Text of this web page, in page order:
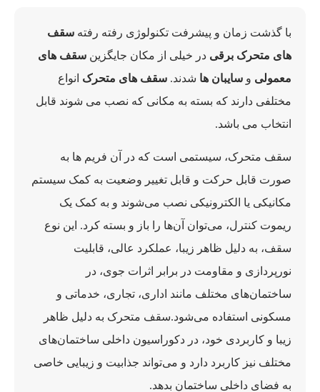
با گذشت زمان و پیشرفت تکنولوژی رفته رفته سقف
های متحرک برقی در خیلی از مکان جایگزین سقف های
معمولی و سایبان ها شدند. سقف های متحرک انواع
مختلفی دارند که بسته به مکانی که نصب می شوند قابل
انتخاب می باشد.
سقف متحرک، سیستمی است که در آن فریم ها به
صورت قابل حرکت و قابل تغییر وضعیت به کمک سیستم
مکانیکی یا الکترونیکی نصب می‌شوند و به کمک یک
ریموت کنترل، می‌توان آن‌ها را باز و بسته کرد. این نوع
سقف، به دلیل ظاهر زیبا، عملکرد عالی، قابلیت
نورپردازی و مقاومت در برابر اثرات جوی، در
ساختمان‌های مختلف مانند اداری، تجاری، خدماتی و
مسکونی استفاده می‌شود.سقف متحرک به دلیل ظاهر
زیبا و کاربردی خود، در دکوراسیون داخلی ساختمان‌های
مختلف نیز کاربرد دارد و می‌تواند جذابیت و زیبایی خاصی
به فضای داخلی ساختمان بدهد.